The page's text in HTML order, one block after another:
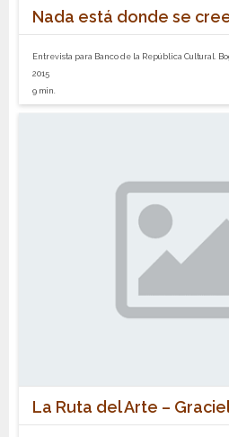
Nada está donde se
Entrevista para Banco de la República Cultural.
2015
9 min.
La Ruta del Arte –